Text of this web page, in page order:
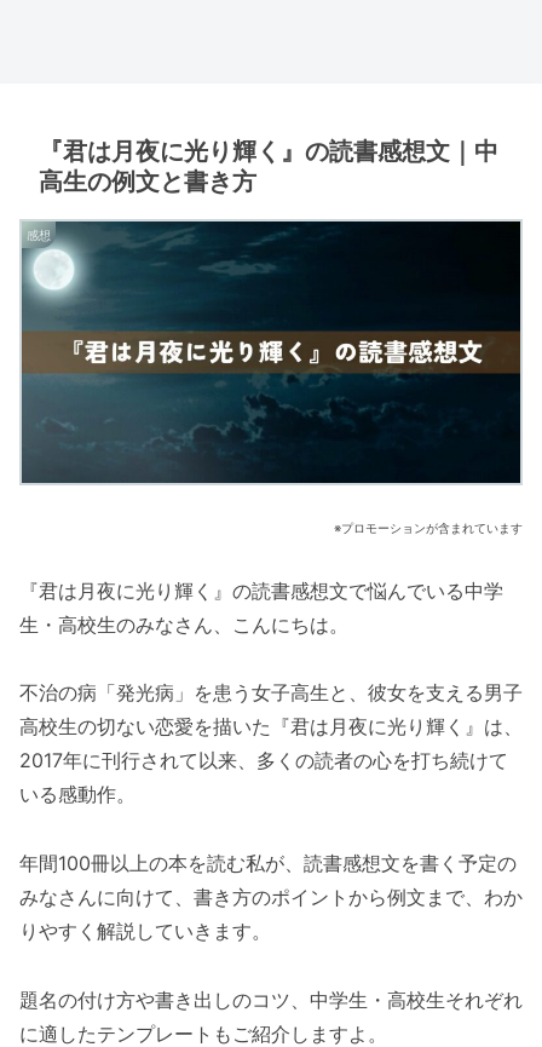
『君は月夜に光り輝く』の読書感想文｜中
高生の例文と書き方
感想
※プロモーションが含まれています
『君は月夜に光り輝く』の読書感想文で悩んでいる中学
生・高校生のみなさん、こんにちは。
不治の病「発光病」を患う女子高生と、彼女を支える男子
高校生の切ない恋愛を描いた『君は月夜に光り輝く』は、
2017年に刊行されて以来、多くの読者の心を打ち続けて
いる感動作。
年間100冊以上の本を読む私が、読書感想文を書く予定の
みなさんに向けて、書き方のポイントから例文まで、わか
りやすく解説していきます。
題名の付け方や書き出しのコツ、中学生・高校生それぞれ
に適したテンプレートもご紹介しますよ。